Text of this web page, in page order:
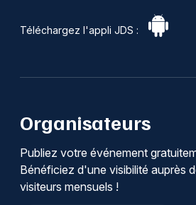
Téléchargez l'appli JDS :
Organisateurs
Publiez votre événement
Bénéficiez d'une visibilité auprès
visiteurs mensuels !